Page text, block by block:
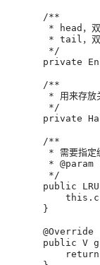
/**
* head，双向
* tail，双向
*/
private
/**
* 用来存放关键
*/
private
/**
* 需要指定缓
* @param
*/
public
this
}
@Override
public V
return